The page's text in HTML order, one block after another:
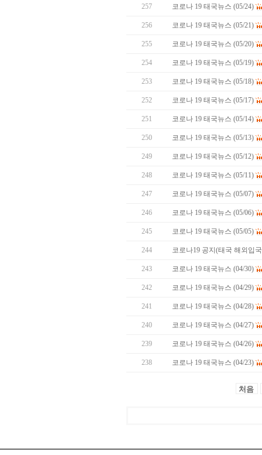
257 코로나 19 태국뉴스 (05/24)
256 코로나 19 태국뉴스 (05/21)
255 코로나 19 태국뉴스 (05/20)
254 코로나 19 태국뉴스 (05/19)
253 코로나 19 태국뉴스 (05/18)
252 코로나 19 태국뉴스 (05/17)
251 코로나 19 태국뉴스 (05/14)
250 코로나 19 태국뉴스 (05/13)
249 코로나 19 태국뉴스 (05/12)
248 코로나 19 태국뉴스 (05/11)
247 코로나 19 태국뉴스 (05/07)
246 코로나 19 태국뉴스 (05/06)
245 코로나 19 태국뉴스 (05/05)
244 코로나19 공지(태국 해외입
243 코로나 19 태국뉴스 (04/30)
242 코로나 19 태국뉴스 (04/29)
241 코로나 19 태국뉴스 (04/28)
240 코로나 19 태국뉴스 (04/27)
239 코로나 19 태국뉴스 (04/26)
238 코로나 19 태국뉴스 (04/23)
처음